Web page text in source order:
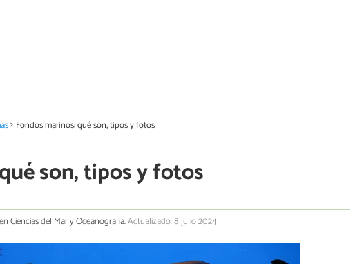
Fondos marinos: qué son, tipos y fotos
son, tipos y fotos
Ciencias del Mar y Oceanografía.Actualizado: 8 julio 2024